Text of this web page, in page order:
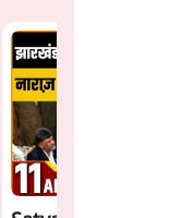
Satya Hindi News
बुलेटिन । 7 अगस्त,
बजे की ख़बरें